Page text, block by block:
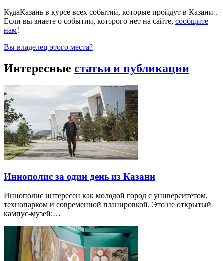
КудаКазань в курсе всех событий, которые пройдут в Казани .
Если вы знаете о событии, которого нет на сайте, сообщите
нам!
Вы владелец этого места?
Интересные статьи и публикации
Иннополис за один день из Казани
Иннополис интересен как молодой город с университетом,
технопарком и современной планировкой. Это не открытый
кампус-музей:…